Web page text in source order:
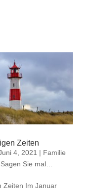
Zeiten
4, 2021 | Familie
Sagen Sie mal…
Zeiten Im Januar